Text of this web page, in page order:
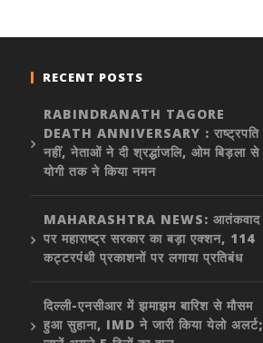
RECENT POSTS
RABINDRANATH TAGORE
DEATH ANNIVERSARY : राष्ट्रपति
नहीं, नेताओं ने दी श्रद्धांजलि, ओम बिड़ला से
योगी तक ने किया नमन
MAHARASHTRA NEWS: आतंकवाद
पर महाराष्ट्र सरकार का बड़ा एक्शन, 114
कट्टरपंथी प्रकाशनों पर लगाया प्रतिबंध
दिल्ली-एनसीआर में झमाझम बारिश से मौसम
हुआ सुहाना, IMD ने जारी किया येलो अलर्ट;